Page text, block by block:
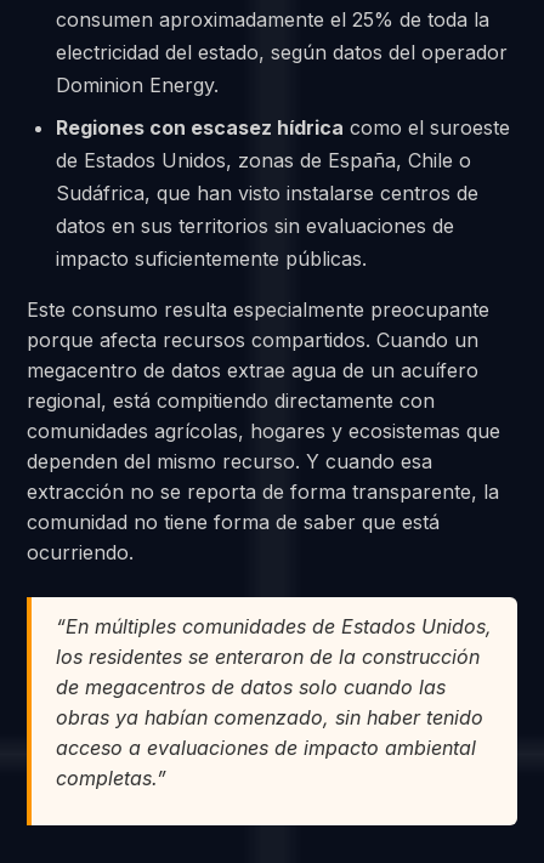
consumen aproximadamente el 25% de toda la
electricidad del estado, según datos del operador
Dominion Energy.
Regiones con escasez hídrica como el suroeste
de Estados Unidos, zonas de España, Chile o
Sudáfrica, que han visto instalarse centros de
datos en sus territorios sin evaluaciones de
impacto suficientemente públicas.
Este consumo resulta especialmente preocupante
porque afecta recursos compartidos. Cuando un
megacentro de datos extrae agua de un acuífero
regional, está compitiendo directamente con
comunidades agrícolas, hogares y ecosistemas que
dependen del mismo recurso. Y cuando esa
extracción no se reporta de forma transparente, la
comunidad no tiene forma de saber que está
ocurriendo.
“En múltiples comunidades de Estados Unidos,
los residentes se enteraron de la construcción
de megacentros de datos solo cuando las
obras ya habían comenzado, sin haber tenido
acceso a evaluaciones de impacto ambiental
completas.”